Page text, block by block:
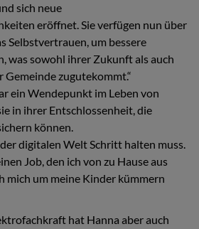
sich neue
eröffnet. Sie verfügen nun über
Selbstvertrauen, um bessere
was sowohl ihrer Zukunft als auch
zugutekommt.“
ein Wendepunkt im Leben von
in ihrer Entschlossenheit, die
können.
digitalen Welt Schritt halten muss.
Job, den ich von zu Hause aus
mich um meine Kinder kümmern
hat Hanna aber auch